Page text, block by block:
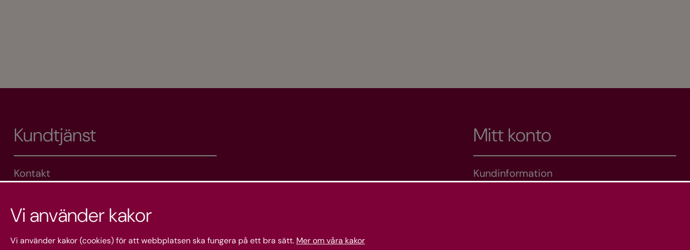
Kundtjänst
Kontakt
Om Svenska kyrkans webbshop
Mitt konto
Kundinformation
Vi använder kakor
Vi använder kakor (cookies) för att webbplatsen ska fungera på ett bra sätt. Mer om våra kakor